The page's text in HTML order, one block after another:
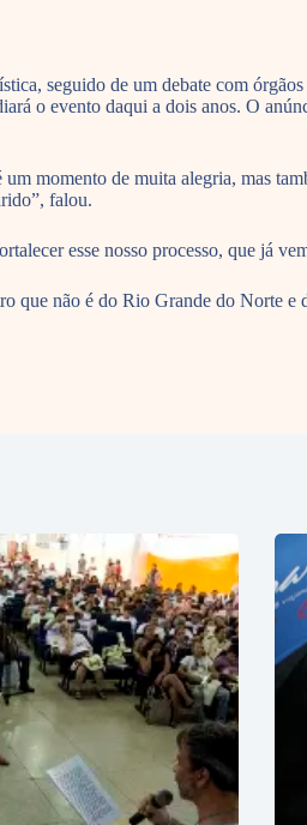
seguido de um debate com
o evento daqui a dois anos. O
momento de muita alegria, mas
falou.
esse nosso processo, que já
que não é do Rio Grande do Norte